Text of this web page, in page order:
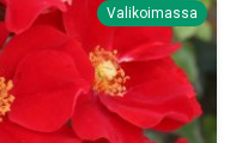
Valikoimassa